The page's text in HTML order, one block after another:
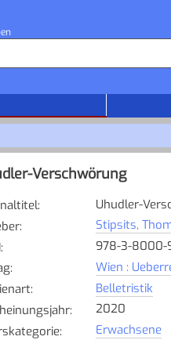
Verschwörung
:
Uhudler-
:
Stipsits,
:
978-3-8000-
:
Wien :
:
Belletristik
:
2020
: Erwachsene